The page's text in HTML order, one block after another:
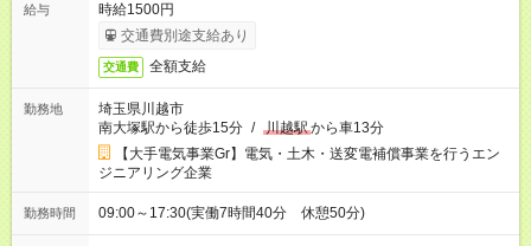
給与
時給1500円
交通費別途支給あり
交通費 全額支給
勤務地
埼玉県川越市
南大塚駅から徒歩15分 / 川越駅から車13分
【大手電気事業Gr】電気・土木・送変電補償事業を行うエン
ジニアリング企業
勤務時間 09:00～17:30(実働7時間40分 休憩50分)